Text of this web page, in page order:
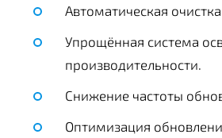
Автоматическая
Упрощённая система
производительности.
Снижение частоты
Оптимизация